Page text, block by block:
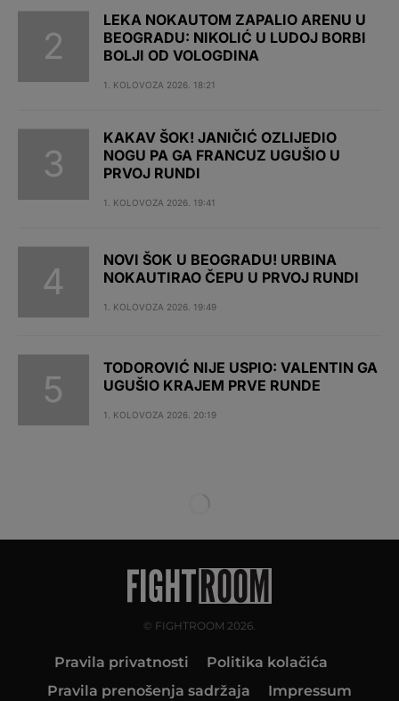
LEKA NOKAUTOM ZAPALIO ARENU U
BEOGRADU: NIKOLIĆ U LUDOJ BORBI
BOLJI OD VOLOGDINA
1. KOLOVOZA 2026. 18:21
KAKAV ŠOK! JANIČIĆ OZLIJEDIO
NOGU PA GA FRANCUZ UGUŠIO U
PRVOJ RUNDI
1. KOLOVOZA 2026. 19:41
NOVI ŠOK U BEOGRADU! URBINA
NOKAUTIRAO ČEPU U PRVOJ RUNDI
1. KOLOVOZA 2026. 19:49
TODOROVIĆ NIJE USPIO: VALENTIN GA
UGUŠIO KRAJEM PRVE RUNDE
1. KOLOVOZA 2026. 20:19
© FIGHTROOM 2026.
Pravila privatnosti
Politika kolačića
Pravila prenošenja sadržaja
Impressum